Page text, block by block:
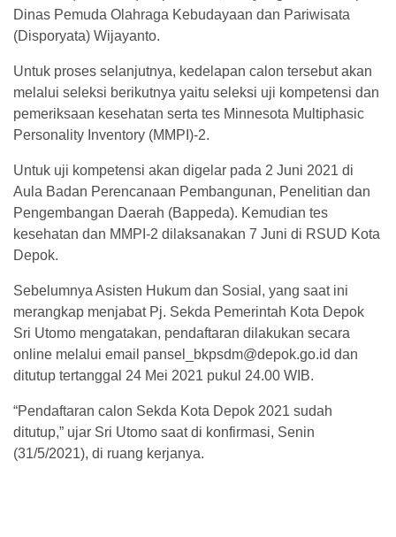
Dinas Pemuda Olahraga Kebudayaan dan Pariwisata
(Disporyata) Wijayanto.
Untuk proses selanjutnya, kedelapan calon tersebut akan
melalui seleksi berikutnya yaitu seleksi uji kompetensi dan
pemeriksaan kesehatan serta tes Minnesota Multiphasic
Personality Inventory (MMPI)-2.
Untuk uji kompetensi akan digelar pada 2 Juni 2021 di
Aula Badan Perencanaan Pembangunan, Penelitian dan
Pengembangan Daerah (Bappeda). Kemudian tes
kesehatan dan MMPI-2 dilaksanakan 7 Juni di RSUD Kota
Depok.
Sebelumnya Asisten Hukum dan Sosial, yang saat ini
merangkap menjabat Pj. Sekda Pemerintah Kota Depok
Sri Utomo mengatakan, pendaftaran dilakukan secara
online melalui email pansel_bkpsdm@depok.go.id dan
ditutup tertanggal 24 Mei 2021 pukul 24.00 WIB.
“Pendaftaran calon Sekda Kota Depok 2021 sudah
ditutup,” ujar Sri Utomo saat di konfirmasi, Senin
(31/5/2021), di ruang kerjanya.